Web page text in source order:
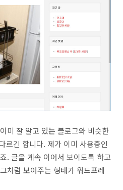
미 잘 알고 있는 블로그와 비슷한
르긴 합니다. 제가 이미 사용중인
. 글을 계속 이어서 보이도록 하고
처럼 보여주는 형태가 워드프레